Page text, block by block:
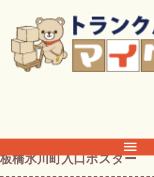
板橋氷川町入口ポスター